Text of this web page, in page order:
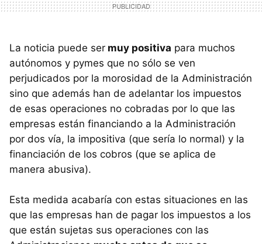
La noticia puede ser muy positiva para muchos
autónomos y pymes que no sólo se ven
perjudicados por la morosidad de la Administración
sino que además han de adelantar los impuestos
de esas operaciones no cobradas por lo que las
empresas están financiando a la Administración
por dos vía, la impositiva (que sería lo normal) y la
financiación de los cobros (que se aplica de
manera abusiva).
Esta medida acabaría con estas situaciones en las
que las empresas han de pagar los impuestos a los
que están sujetas sus operaciones con las